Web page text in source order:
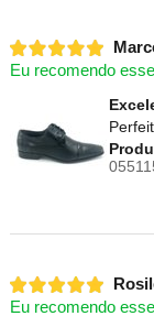
Eu recomendo
Eu recomendo